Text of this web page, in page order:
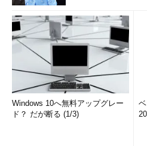
Windows 10へ無料アップグレー
ド？ だが断る (1/3)